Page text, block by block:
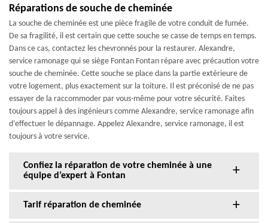
Réparations de souche de cheminée
La souche de cheminée est une pièce fragile de votre conduit de fumée.
De sa fragilité, il est certain que cette souche se casse de temps en temps.
Dans ce cas, contactez les chevronnés pour la restaurer. Alexandre,
service ramonage qui se siège Fontan Fontan répare avec précaution votre
souche de cheminée. Cette souche se place dans la partie extérieure de
votre logement, plus exactement sur la toiture. Il est préconisé de ne pas
essayer de la raccommoder par vous-même pour votre sécurité. Faites
toujours appel à des ingénieurs comme Alexandre, service ramonage afin
d’effectuer le dépannage. Appelez Alexandre, service ramonage, il est
toujours à votre service.
Confiez la réparation de votre cheminée à une
équipe d’expert à Fontan
Tarif réparation de cheminée